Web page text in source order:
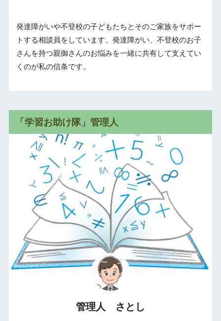
発達障がいや不登校の子どもたちとそのご家族をサポー
トする相談員をしています。発達障がい、不登校のお子
さんを持つ親御さんのお悩みを一緒に共有して支えてい
くのが私の信条です。
「学習お助け隊」管理人
管理人 さとし